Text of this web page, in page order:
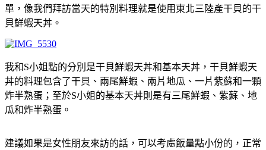
單，像我們拜訪當天的特別料理就是使用東北三陸產干貝的干
貝鮮蝦天丼。
我和S小姐點的分別是干貝鮮蝦天丼和基本天丼，干貝鮮蝦天
丼的料理包含了干貝、兩尾鮮蝦、兩片地瓜、一片紫蘇和一顆
炸半熟蛋；至於S小姐的基本天丼則是有三尾鮮蝦、紫蘇、地
瓜和炸半熟蛋。
建議如果是女性朋友來訪的話，可以考慮飯量點小份的，正常